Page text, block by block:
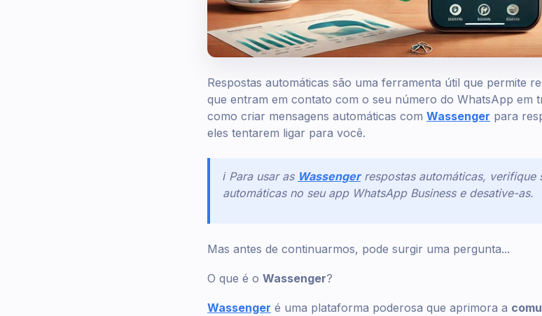
Respostas automáticas são uma ferramenta útil que permite
que entram em contato com o seu número do WhatsApp em
como criar mensagens automáticas com Wassenger para
eles tentarem ligar para você.
ℹ️ Para usar as Wassenger respostas automáticas,
automáticas no seu app WhatsApp Business e desative-as.
Mas antes de continuarmos, pode surgir uma pergunta...
O que é o Wassenger?
Wassenger é uma plataforma poderosa que aprimora a